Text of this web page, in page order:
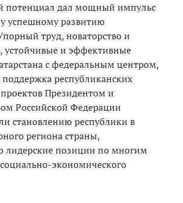
потенциал дал мощный импульс
успешному развитию
труд, новаторство и
устойчивые и эффективные
с федеральным центром,
поддержка республиканских
Президентом и
Российской Федерации
становлению республики в
региона страны,
лидерские позиции по многим
экономического